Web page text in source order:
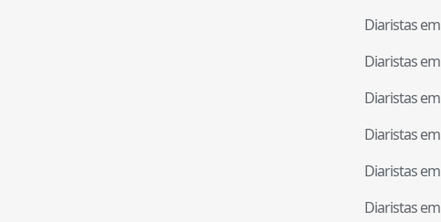
Diaristas em
Diaristas em
Diaristas em
Diaristas em
Diaristas em
Diaristas em